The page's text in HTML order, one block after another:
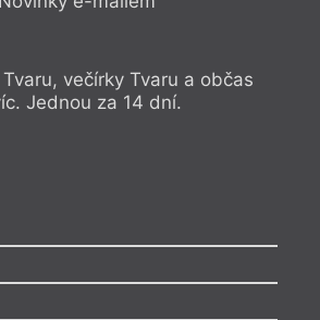
večírky Tvaru a občas
Jednou za 14 dní.